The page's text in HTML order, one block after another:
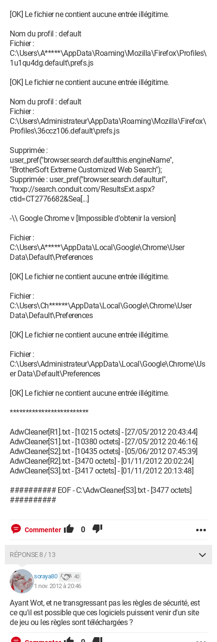
[OK] Le fichier ne contient aucune entrée illégitime.
Nom du profil : default
Fichier :
C:\Users\A*****\AppData\Roaming\Mozilla\Firefox\Profiles\
1u1qu4dg.default\prefs.js
[OK] Le fichier ne contient aucune entrée illégitime.
Nom du profil : default
Fichier :
C:\Users\Administrateur\AppData\Roaming\Mozilla\Firefox\
Profiles\36ccz106.default\prefs.js
Supprimée :
user_pref("browser.search.defaultthis.engineName",
"BrotherSoft Extreme Customized Web Search");
Supprimée : user_pref("browser.search.defaulturl",
"hxxp://search.conduit.com/ResultsExt.aspx?
ctid=CT2776682&Sea[...]
-\\ Google Chrome v [Impossible d'obtenir la version]
Fichier :
C:\Users\A*****\AppData\Local\Google\Chrome\User
Data\Default\Preferences
[OK] Le fichier ne contient aucune entrée illégitime.
Fichier :
C:\Users\Ch******\AppData\Local\Google\Chrome\User
Data\Default\Preferences
[OK] Le fichier ne contient aucune entrée illégitime.
Fichier :
C:\Users\Administrateur\AppData\Local\Google\Chrome\Us
er Data\Default\Preferences
[OK] Le fichier ne contient aucune entrée illégitime.
*************************
AdwCleaner[R1].txt - [10215 octets] - [27/05/2012 20:43:44]
AdwCleaner[S1].txt - [10380 octets] - [27/05/2012 20:46:16]
AdwCleaner[S2].txt - [10435 octets] - [05/06/2012 07:45:39]
AdwCleaner[R2].txt - [3470 octets] - [01/11/2012 20:02:24]
AdwCleaner[S3].txt - [3417 octets] - [01/11/2012 20:13:48]
########## EOF - C:\AdwCleaner[S3].txt - [3477 octets]
##########
Commenter 0
RÉPONSE 8 / 13
soraya80 40
1 nov. 2012 à 20:46
Ayant Wot, et ne transgressant pas les règles de sécurité, est
ce qu'il est possible que ces logiciels puissent venir d'un site
de jeu ou les règles sont téléchargées ?